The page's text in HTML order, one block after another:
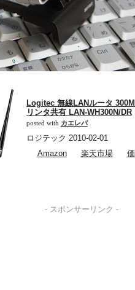
Logitec 無線LANルータ
リンタ共有 LAN-WH300N/DR
posted with カエレバ
ロジテック 2010-02-01
Amazon
楽天市場
- スポンサーリンク -